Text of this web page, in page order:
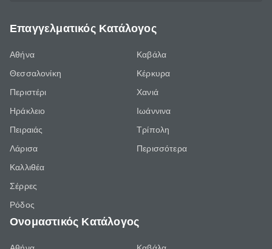
Επαγγελματικός Κατάλογος
Αθήνα
Θεσσαλονίκη
Περιστέρι
Ηράκλειο
Πειραιάς
Λάρισα
Καλλιθέα
Σέρρες
Ρόδος
Καβάλα
Κέρκυρα
Χανιά
Ιωάννινα
Τρίπολη
Περισσότερα
Ονομαστικός Κατάλογος